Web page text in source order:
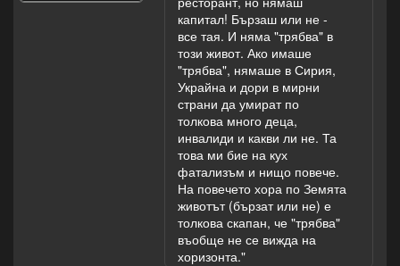
капитал! Бързаш или не -
все тая. И няма "трябва" в
този живот. Ако имаше
"трябва", нямаше в Сирия,
Украйна и дори в мирни
страни да умират по
толкова много деца,
инвалиди и какви ли не. Та
това ми бие на кух
фатализъм и нищо повече.
На повечето хора по Земята
животът (бързат или не) е
толкова скапан, че "трябва"
въобще не се вижда на
хоризонта."